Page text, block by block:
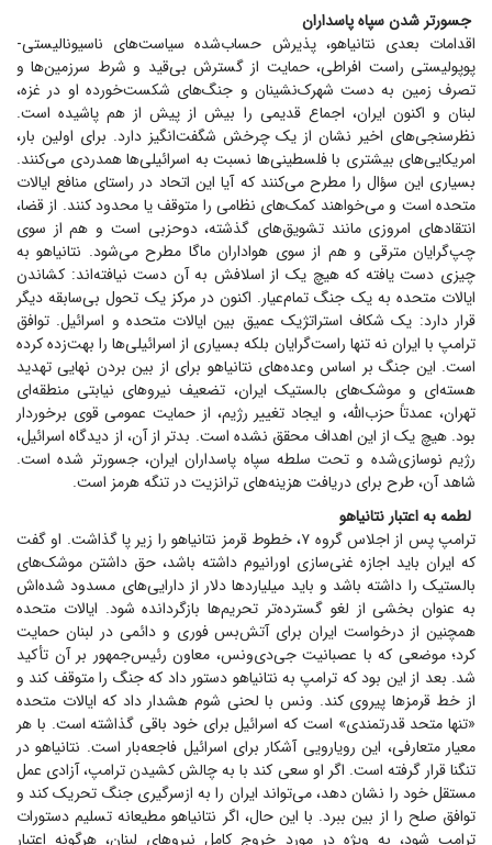
جسورتر شدن سپاه پاسداران
اقدامات بعدی نتانیاهو، پذیرش حساب‌شده سیاست‌های ناسیونالیستی-
پوپولیستی راست افراطی، حمایت از گسترش بی‌قید و شرط سرزمین‌ها و
تصرف زمین به دست شهرک‌نشینان و جنگ‌های شکست‌خورده او در غزه،
لبنان و اکنون ایران، اجماع قدیمی را بیش از پیش از هم پاشیده است.
نظرسنجی‌های اخیر نشان از یک چرخش شگفت‌انگیز دارد. برای اولین بار،
امریکایی‌های بیشتری با فلسطینی‌ها نسبت به اسرائیلی‌ها همدردی می‌کنند.
بسیاری این سؤال را مطرح می‌کنند که آیا این اتحاد در راستای منافع ایالات
متحده است و می‌خواهند کمک‌های نظامی را متوقف یا محدود کنند. از قضا،
انتقاد‌های امروزی مانند تشویق‌های گذشته، دوحزبی است و هم از سوی
چپ‌گرایان مترقی و هم از سوی هواداران ماگا مطرح می‌شود. نتانیاهو به
چیزی دست یافته که هیچ یک از اسلافش به آن دست نیافته‌اند: کشاندن
ایالات متحده به یک جنگ تمام‌عیار. اکنون در مرکز یک تحول بی‌سابقه دیگر
قرار دارد: یک شکاف استراتژیک عمیق بین ایالات متحده و اسرائیل. توافق
ترامپ با ایران نه تنها راست‌گرایان بلکه بسیاری از اسرائیلی‌ها را بهت‌زده کرده
است. این جنگ بر اساس وعده‌های نتانیاهو برای از بین بردن نهایی تهدید
هسته‌ای و موشک‌های بالستیک ایران، تضعیف نیرو‌های نیابتی منطقه‌ای
تهران، عمدتاً حزب‌الله، و ایجاد تغییر رژیم، از حمایت عمومی قوی برخوردار
بود. هیچ یک از این اهداف محقق نشده است. بدتر از آن، از دیدگاه اسرائیل،
رژیم نوسازی‌شده و تحت سلطه سپاه پاسداران ایران، جسورتر شده است.
شاهد آن، طرح برای دریافت هزینه‌های ترانزیت در تنگه هرمز است.
لطمه به اعتبار نتانیاهو
ترامپ پس از اجلاس گروه ۷، خطوط قرمز نتانیاهو را زیر پا گذاشت. او گفت
که ایران باید اجازه غنی‌سازی اورانیوم داشته باشد، حق داشتن موشک‌های
بالستیک را داشته باشد و باید میلیارد‌ها دلار از دارایی‌های مسدود شده‌اش
به عنوان بخشی از لغو گسترده‌تر تحریم‌ها بازگردانده شود. ایالات متحده
همچنین از درخواست ایران برای آتش‌بس فوری و دائمی در لبنان حمایت
کرد؛ موضعی که با عصبانیت جی‌دی‌ونس، معاون رئیس‌جمهور بر آن تأکید
شد. بعد از این بود که ترامپ به نتانیاهو دستور داد که جنگ را متوقف کند و
از خط قرمز‌ها پیروی کند. ونس با لحنی شوم هشدار داد که ایالات متحده
«تنها متحد قدرتمندی» است که اسرائیل برای خود باقی گذاشته است. با هر
معیار متعارفی، این رویارویی آشکار برای اسرائیل فاجعه‌بار است. نتانیاهو در
تنگنا قرار گرفته است. اگر او سعی کند با به چالش کشیدن ترامپ، آزادی عمل
مستقل خود را نشان دهد، می‌تواند ایران را به ازسرگیری جنگ تحریک کند و
توافق صلح را از بین ببرد. با این حال، اگر نتانیاهو مطیعانه تسلیم دستورات
ترامپ شود، به ویژه در مورد خروج کامل نیرو‌های لبنان، هرگونه اعتبار